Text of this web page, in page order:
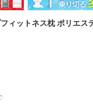
ィットネス枕 ポリエス